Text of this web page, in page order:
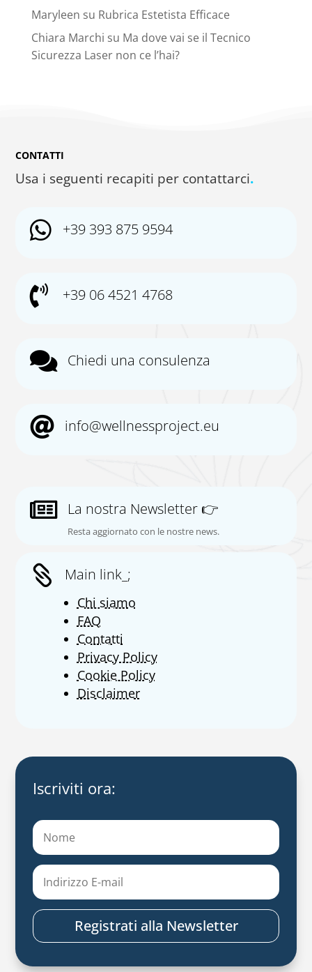
Maryleen su Rubrica Estetista Efficace
Chiara Marchi su Ma dove vai se il Tecnico
Sicurezza Laser non ce l’hai?
CONTATTI
Usa i seguenti recapiti per contattarci.
 +39 393 875 9594
 +39 06 4521 4768
 Chiedi una consulenza
 info@wellnessproject.eu
 La nostra Newsletter 👉
Resta aggiornato con le nostre news.
 Main link_;
Chi siamo
FAQ
Contatti
Privacy Policy
Cookie Policy
Disclaimer
Iscriviti ora:
Registrati alla Newsletter